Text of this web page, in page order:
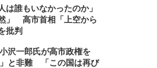
は誰もいなかったのか」
」 高市首相「上空から
批判
沢一郎氏が高市政権を
」と非難 「この国は再び